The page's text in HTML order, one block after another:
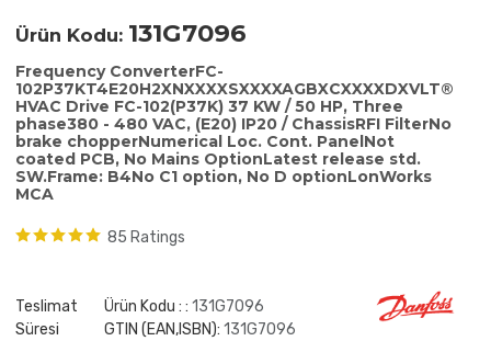
Ürün Kodu: 131G7096
Frequency ConverterFC-
102P37KT4E20H2XNXXXXSXXXXAGBXCXXXXDXVLT®
HVAC Drive FC-102(P37K) 37 KW / 50 HP, Three
phase380 - 480 VAC, (E20) IP20 / ChassisRFI FilterNo
brake chopperNumerical Loc. Cont. PanelNot
coated PCB, No Mains OptionLatest release std.
SW.Frame: B4No C1 option, No D optionLonWorks
MCA
85 Ratings
Teslimat
Süresi
Ürün Kodu : : 131G7096
GTIN (EAN,ISBN): 131G7096